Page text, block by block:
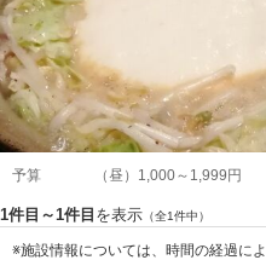
予算 （昼）1,000～1,999円
1件目～1件目 を表示 （全1件中）
※施設情報については、時間の経過に